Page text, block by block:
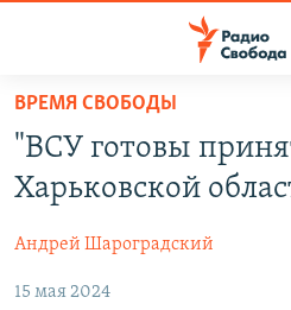
упрощенного
доступа
Вернуться
основному
Вернутся
ПРОГРАММЫ
АВТОРСКИЕ ПРОЕКТЫ
ЦИТАТЫ СВОБОДЫ
МНЕНИЯ
ВРЕМЯ СВОБОДЫ
"ВСУ готовы
Харьковской
Андрей Шароградский
15 мая 2024